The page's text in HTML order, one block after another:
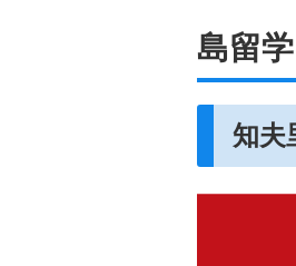
の
位
置：
島留学
知夫